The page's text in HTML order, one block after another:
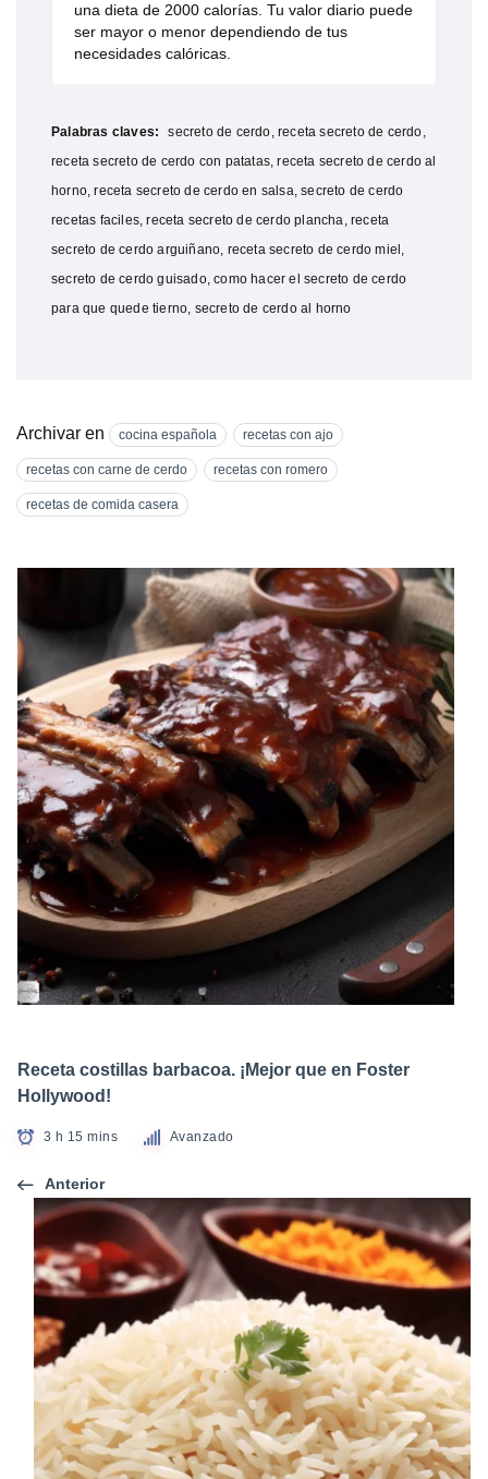
una dieta de 2000 calorías. Tu valor diario puede
ser mayor o menor dependiendo de tus
necesidades calóricas.
Palabras claves:
secreto de cerdo, receta secreto de cerdo,
receta secreto de cerdo con patatas, receta secreto de cerdo al
horno, receta secreto de cerdo en salsa, secreto de cerdo
recetas faciles, receta secreto de cerdo plancha, receta
secreto de cerdo arguiñano, receta secreto de cerdo miel,
secreto de cerdo guisado, como hacer el secreto de cerdo
para que quede tierno, secreto de cerdo al horno
Archivar en cocina española recetas con ajo
recetas con carne de cerdo recetas con romero
recetas de comida casera
Receta costillas barbacoa. ¡Mejor que en Foster
Hollywood!
3 h 15 mins Avanzado
Anterior